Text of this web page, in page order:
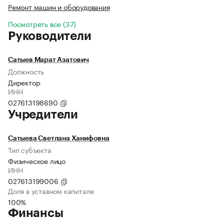
Ремонт машин и оборудования
Посмотреть все (37)
Руководители
Сатыев Марат Азатович
Должность
Директор
ИНН
027613198690
Учредители
Сатыева Светлана Ханифовна
Тип субъекта
Физическое лицо
ИНН
027613199006
Доля в уставном капитале
100%
Финансы